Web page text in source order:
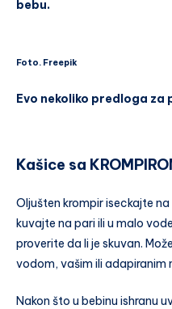
bebu.
Foto. Freepik
Evo nekoliko predloga za
Kašice sa
Oljušten krompir iseckajte
kuvajte na pari ili u malo
proverite da li je skuvan.
vodom, vašim ili adapiranim
Nakon što u bebinu ishranu